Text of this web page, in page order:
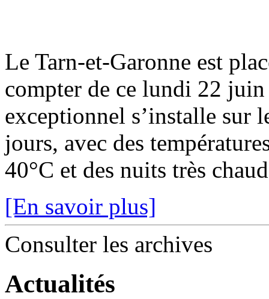
Le Tarn-et-Garonne est
compter de ce lundi 22
exceptionnel s’installe sur
jours, avec des
40°C et des nuits très
[En savoir plus]
Consulter les archives
Actualités